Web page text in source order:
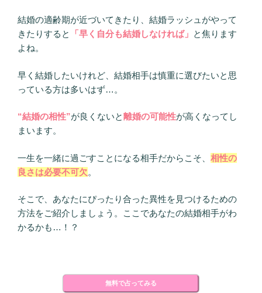
結婚の適齢期が近づいてきたり、結婚ラッシュがやって
きたりすると
「早く自分も結婚しなければ」 と焦ります
よね。
早く結婚したいけれど、結婚相手は慎重に選びたいと思
っている方は多いはず…。
“結婚の相性”が良くないと離婚の可能性が高くなってし
まいます。
一生を一緒に過ごすことになる相手だからこそ、 相性の
良さは必要不可欠。
そこで、あなたにぴったり合った異性を見つけるための
方法をご紹介しましょう。ここであなたの結婚相手がわ
かるかも…！？
無料で占ってみる